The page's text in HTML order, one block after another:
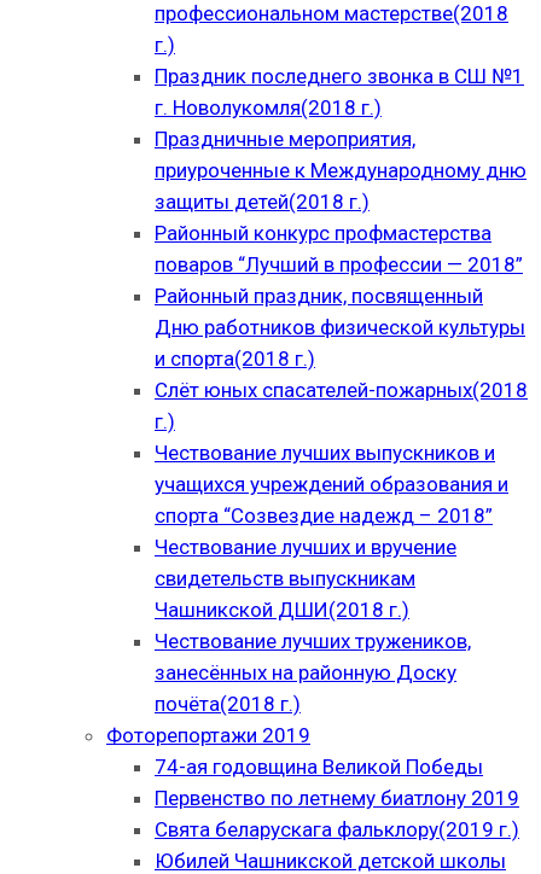
профессиональном мастерстве(2018
г.)
Праздник последнего звонка в СШ №1
г. Новолукомля(2018 г.)
Праздничные мероприятия,
приуроченные к Международному дню
защиты детей(2018 г.)
Районный конкурс профмастерства
поваров “Лучший в профессии — 2018”
Районный праздник, посвященный
Дню работников физической культуры
и спорта(2018 г.)
Слёт юных спасателей-пожарных(2018
г.)
Чествование лучших выпускников и
учащихся учреждений образования и
спорта “Созвездие надежд – 2018”
Чествование лучших и вручение
свидетельств выпускникам
Чашникской ДШИ(2018 г.)
Чествование лучших тружеников,
занесённых на районную Доску
почёта(2018 г.)
Фоторепортажи 2019
74-ая годовщина Великой Победы
Первенство по летнему биатлону 2019
Свята беларускага фальклору(2019 г.)
Юбилей Чашникской детской школы